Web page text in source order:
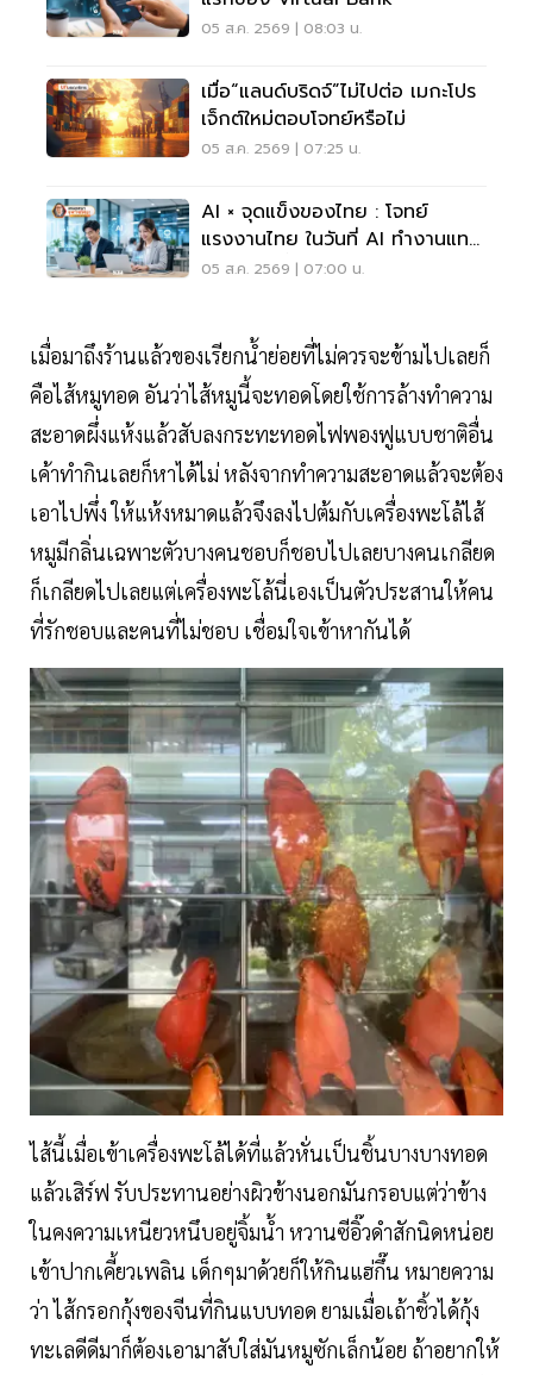
05 ส.ค. 2569 | 08:03 น.
เมื่อ“แลนด์บริดจ์”ไม่ไปต่อ เมกะโปร
เจ็กต์ใหม่ตอบโจทย์หรือไม่
05 ส.ค. 2569 | 07:25 น.
AI × จุดแข็งของไทย : โจทย์
แรงงานไทย ในวันที่ AI ทำงานแทน
เราได้มากขึ้น
05 ส.ค. 2569 | 07:00 น.
เมื่อมาถึงร้านแล้วของเรียกน้ำย่อยที่ไม่ควรจะข้ามไปเลยก็
คือไส้หมูทอด อันว่าไส้หมูนี้จะทอดโดยใช้การล้างทำความ
สะอาดผึ่งแห้งแล้วสับลงกระทะทอดไฟพองฟูแบบชาติอื่น
เค้าทำกินเลยก็หาได้ไม่ หลังจากทำความสะอาดแล้วจะต้อง
เอาไปพึ่ง ให้แห้งหมาดแล้วจึงลงไปต้มกับเครื่องพะโล้ไส้
หมูมีกลิ่นเฉพาะตัวบางคนชอบก็ชอบไปเลยบางคนเกลียด
ก็เกลียดไปเลยแต่เครื่องพะโล้นี่เองเป็นตัวประสานให้คน
ที่รักชอบและคนที่ไม่ชอบ เชื่อมใจเข้าหากันได้
ไส้นี้เมื่อเข้าเครื่องพะโล้ได้ที่แล้วหั่นเป็นชิ้นบางบางทอด
แล้วเสิร์ฟ รับประทานอย่างผิวข้างนอกมันกรอบแต่ว่าข้าง
ในคงความเหนียวหนึบอยู่จิ้มน้ำ หวานซีอิ๊วดำสักนิดหน่อย
เข้าปากเคี้ยวเพลิน เด็กๆมาด้วยก็ให้กินแฮ่กึ๊น หมายความ
ว่า ไส้กรอกกุ้งของจีนที่กินแบบทอด ยามเมื่อเถ้าชิ้วได้กุ้ง
ทะเลดีดีมาก็ต้องเอามาสับใส่มันหมูซักเล็กน้อย ถ้าอยากให้